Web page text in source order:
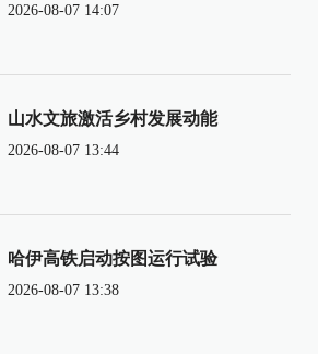
2026-08-07 14:07
山水文旅激活乡村发展动能
2026-08-07 13:44
哈伊高铁启动按图运行试验
2026-08-07 13:38